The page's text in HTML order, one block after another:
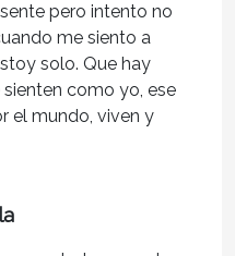
pero intento no
me siento a
solo. Que hay
como yo, ese
el mundo, viven y